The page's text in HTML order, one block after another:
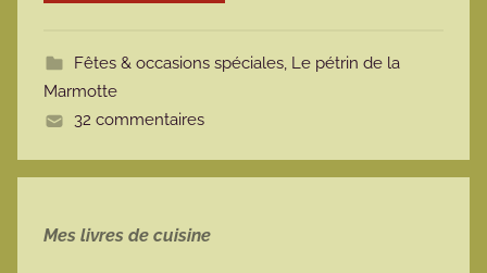
t
Fêtes & occasions spéciales, Le pétrin de la
Marmotte
32 commentaires
Mes livres de cuisine